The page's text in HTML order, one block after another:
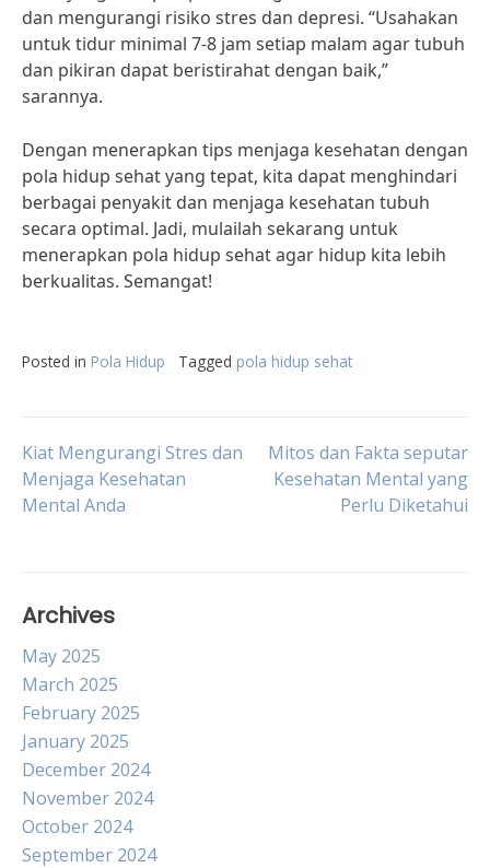
dan mengurangi risiko stres dan depresi. “Usahakan
untuk tidur minimal 7-8 jam setiap malam agar tubuh
dan pikiran dapat beristirahat dengan baik,”
sarannya.
Dengan menerapkan tips menjaga kesehatan dengan
pola hidup sehat yang tepat, kita dapat menghindari
berbagai penyakit dan menjaga kesehatan tubuh
secara optimal. Jadi, mulailah sekarang untuk
menerapkan pola hidup sehat agar hidup kita lebih
berkualitas. Semangat!
Posted in Pola Hidup Tagged pola hidup sehat
Post
navigation
Kiat Mengurangi Stres dan
Menjaga Kesehatan
Mental Anda
Mitos dan Fakta seputar
Kesehatan Mental yang
Perlu Diketahui
Archives
May 2025
March 2025
February 2025
January 2025
December 2024
November 2024
October 2024
September 2024